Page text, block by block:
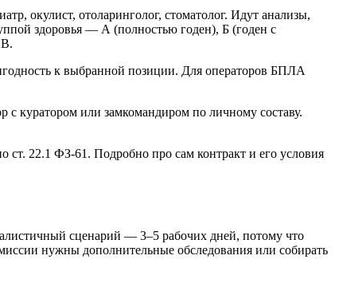
окулист, отоларинголог, стоматолог. Идут анализы,
здоровья — А (полностью годен), Б (годен с
к выбранной позиции. Для операторов БПЛА
куратором или замкомандиром по личному составу.
22.1 ФЗ-61. Подробно про сам контракт и его условия
сценарий — 3–5 рабочих дней, потому что
нужны дополнительные обследования или собирать